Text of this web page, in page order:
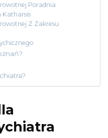
Poradnia
Katharsis
Z Zakresu